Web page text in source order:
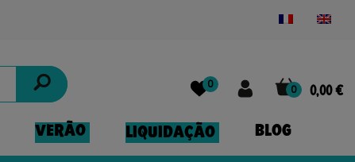
0 0,00 €
0
VERÃO LIQUIDAÇÃO BLOG